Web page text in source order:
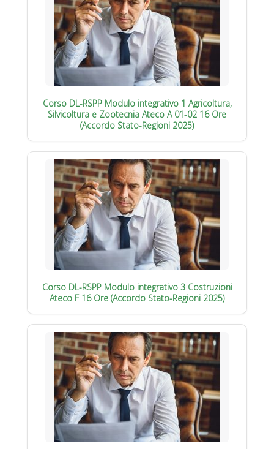
Corso DL-RSPP Modulo integrativo 1 Agricoltura,
Silvicoltura e Zootecnia Ateco A 01-02 16 Ore
(Accordo Stato-Regioni 2025)
Corso DL-RSPP Modulo integrativo 3 Costruzioni
Ateco F 16 Ore (Accordo Stato-Regioni 2025)